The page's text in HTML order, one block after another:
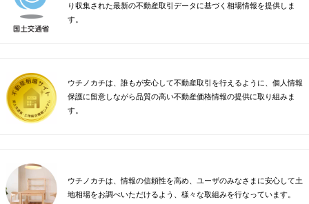
り収集された最新の不動産取引データに基づく相場情報を提供しま
す。
ウチノカチは、誰もが安心して不動産取引を行えるように、個人情報
保護に留意しながら品質の高い不動産価格情報の提供に取り組みま
す。
ウチノカチは、情報の信頼性を高め、ユーザのみなさまに安心して土
地相場をお調べいただけるよう、様々な取組みを行なっています。